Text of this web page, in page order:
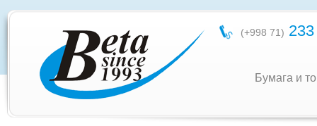
(+998 71)
Бумага и